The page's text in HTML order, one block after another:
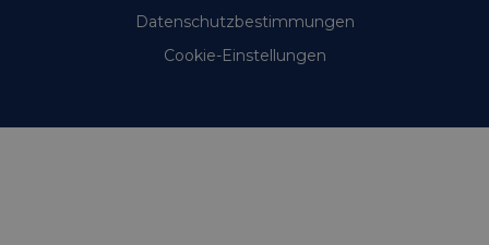
Datenschutzbestimmungen
Cookie-Einstellungen